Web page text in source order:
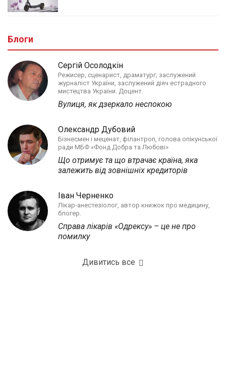
Блоги
Сергій Осолодкін
Режисер, сценарист, драматург; заслужений
журналіст України, заслужений діяч естрадного
мистецтва України. Доцент.
Вулиця, як дзеркало неспокою
Олександр Дубовий
Бізнесмен і меценат, філантроп, голова опікунської
ради МБФ «Фонд Добра та Любові»
Що отримує та що втрачає країна, яка
залежить від зовнішніх кредиторів
Іван Черненко
Лікар-анестезіолог, автор книжок про медицину,
блогер.
Справа лікарів «Одрексу» – це не про
помилку
Дивитись все